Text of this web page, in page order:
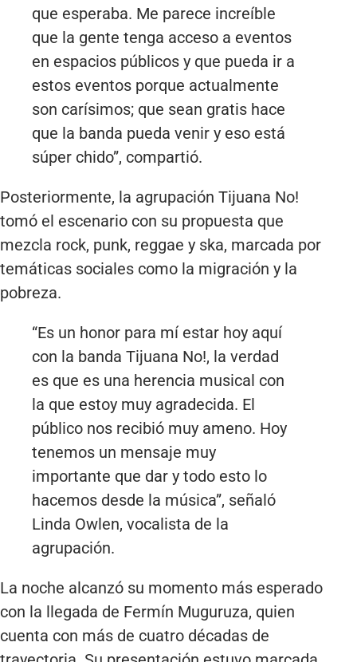
que esperaba. Me parece increíble
que la gente tenga acceso a eventos
en espacios públicos y que pueda ir a
estos eventos porque actualmente
son carísimos; que sean gratis hace
que la banda pueda venir y eso está
súper chido”, compartió.
Posteriormente, la agrupación Tijuana No!
tomó el escenario con su propuesta que
mezcla rock, punk, reggae y ska, marcada por
temáticas sociales como la migración y la
pobreza.
“Es un honor para mí estar hoy aquí
con la banda Tijuana No!, la verdad
es que es una herencia musical con
la que estoy muy agradecida. El
público nos recibió muy ameno. Hoy
tenemos un mensaje muy
importante que dar y todo esto lo
hacemos desde la música”, señaló
Linda Owlen, vocalista de la
agrupación.
La noche alcanzó su momento más esperado
con la llegada de Fermín Muguruza, quien
cuenta con más de cuatro décadas de